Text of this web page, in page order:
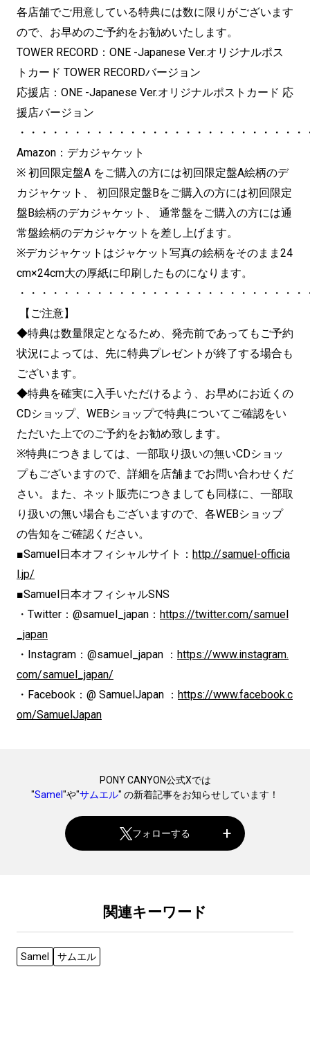
各店舗でご用意している特典には数に限りがございます
ので、お早めのご予約をお勧めいたします。
TOWER RECORD：ONE -Japanese Ver.オリジナルポス
トカード TOWER RECORDバージョン
応援店：ONE -Japanese Ver.オリジナルポストカード 応
援店バージョン
・・・・・・・・・・・・・・・・・・・・・・・・・
Amazon：デカジャケット
※ 初回限定盤A をご購入の方には初回限定盤A絵柄のデ
カジャケット、 初回限定盤Bをご購入の方には初回限定
盤B絵柄のデカジャケット、 通常盤をご購入の方には通
常盤絵柄のデカジャケットを差し上げます。
※デカジャケットはジャケット写真の絵柄をそのまま24
cm×24cm大の厚紙に印刷したものになります。
・・・・・・・・・・・・・・・・・・・・・・・・・
【ご注意】
◆特典は数量限定となるため、発売前であってもご予約
状況によっては、先に特典プレゼントが終了する場合も
ございます。
◆特典を確実に入手いただけるよう、お早めにお近くの
CDショップ、WEBショップで特典についてご確認をい
ただいた上でのご予約をお勧め致します。
※特典につきましては、一部取り扱いの無いCDショッ
プもございますので、詳細を店舗までお問い合わせくだ
さい。また、ネット販売につきましても同様に、一部取
り扱いの無い場合もございますので、各WEBショップ
の告知をご確認ください。
■Samuel日本オフィシャルサイト： http://samuel-officia
l.jp/
■Samuel日本オフィシャルSNS
・Twitter：@samuel_japan： https://twitter.com/samuel
_japan
・Instagram：@samuel_japan ： https://www.instagram.
com/samuel_japan/
・Facebook：@ SamuelJapan ： https://www.facebook.c
om/SamuelJapan
PONY CANYON公式Xでは
"Samel "や"サムエル" の新着記事をお知らせしています！
フォローする
関連キーワード
Samel サムエル